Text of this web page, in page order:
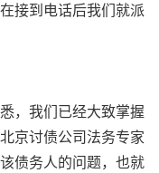
接到电话后我们就派
，我们已经大致掌握
京讨债公司法务专家
债务人的问题，也就